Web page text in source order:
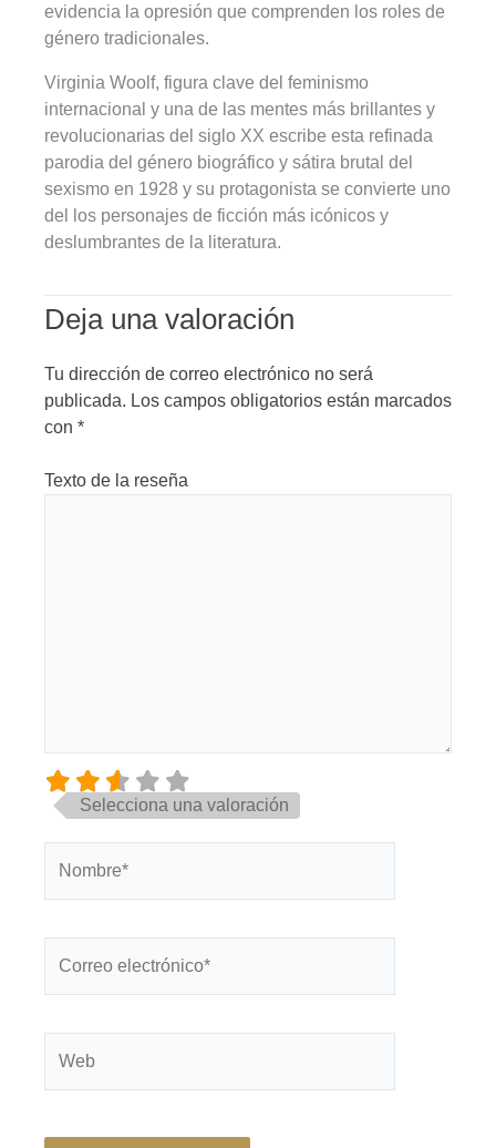
evidencia la opresión que comprenden los roles de
género tradicionales.
Virginia Woolf, figura clave del feminismo
internacional y una de las mentes más brillantes y
revolucionarias del siglo XX escribe esta refinada
parodia del género biográfico y sátira brutal del
sexismo en 1928 y su protagonista se convierte uno
del los personajes de ficción más icónicos y
deslumbrantes de la literatura.
Deja una valoración
Tu dirección de correo electrónico no será
publicada. Los campos obligatorios están marcados
con *
Texto de la reseña
Selecciona una valoración
electrónico*